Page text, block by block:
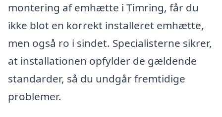
montering af emhætte i Timring, får du
ikke blot en korrekt installeret emhætte,
men også ro i sindet. Specialisterne sikrer,
at installationen opfylder de gældende
standarder, så du undgår fremtidige
problemer.